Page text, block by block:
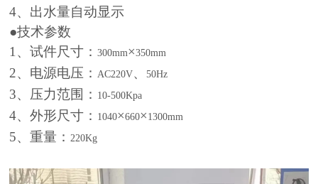
4、出水量自动显示
●技术参数
1 、试件尺寸：300mm×350mm
2、电源电压： AC220V、50Hz
3、压力范围： 10-500Kpa
4、外形尺寸： 1040×660× 1300mm
5、重量： 220Kg